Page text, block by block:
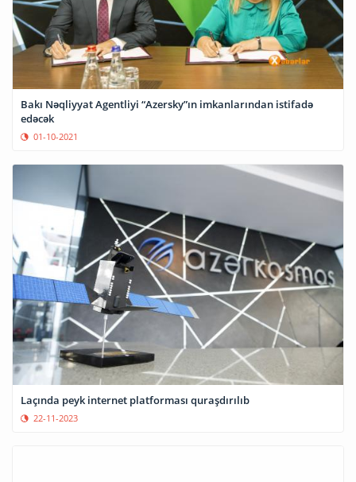
Bakı Nəqliyyat Agentliyi “Azersky”ın imkanlarından istifadə
edəcək
01-10-2021
Laçında peyk internet platforması quraşdırılıb
22-11-2023